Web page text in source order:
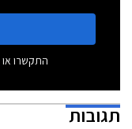
התקשרו או
תגובות